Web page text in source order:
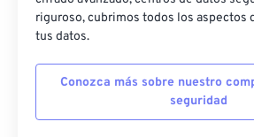
riguroso, cubrimos todos los aspectos
tus datos.
Conozca más sobre nuestro
seguridad